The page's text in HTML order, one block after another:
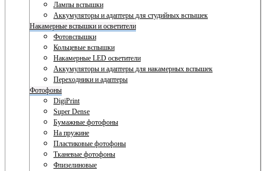
Лампы вспышки
Аккумуляторы и адаптеры для студийных вспышек
Накамерные вспышки и осветители
Фотовспышки
Кольцевые вспышки
Накамерные LED осветители
Аккумуляторы и адаптеры для накамерных вспышек
Переходники и адаптеры
Фотофоны
DigiPrint
Super Dense
Бумажные фотофоны
На пружине
Пластиковые фотофоны
Тканевые фотофоны
Флизелиновые